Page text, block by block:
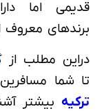
قدیمی اما
برندهای معروف
دراین مطلب از
تا شما
ترکیه بیشتر